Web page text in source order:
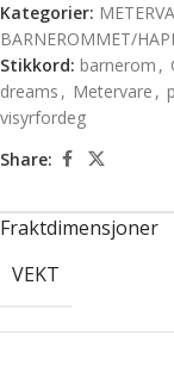
Kategorier:
BARNEROMMET/
Stikkord: barnerom ,
dreams , Metervare ,
visyrfordeg
Share:
Fraktdimensjoner
VEKT